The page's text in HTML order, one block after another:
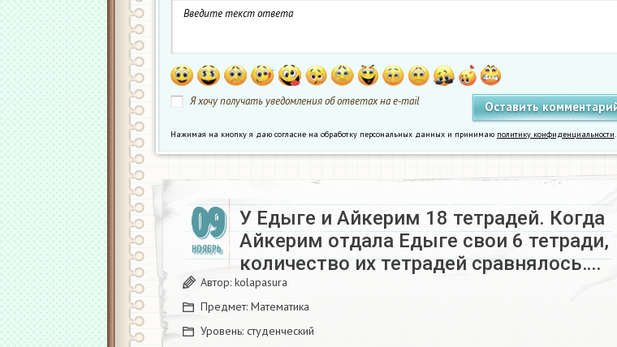
Я хочу получать уведомления об ответах на e-mail
Нажимая на кнопку я даю согласие на обработку персональных данных и принимаю политику конфиденциальности.
09
НОЯБРЬ
У Едыге и Айкерим 18 тетрадей. Когда
Айкерим отдала Едыге свои 6 тетради,
количество их тетрадей сравнялось….
Автор: kolapasura
Предмет: Математика
Уровень: студенческий